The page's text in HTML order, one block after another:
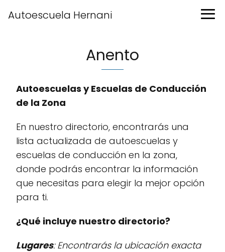
Autoescuela Hernani
Anento
Autoescuelas y Escuelas de Conducción
de la Zona
En nuestro directorio, encontrarás una
lista actualizada de autoescuelas y
escuelas de conducción en la zona,
donde podrás encontrar la información
que necesitas para elegir la mejor opción
para ti.
¿Qué incluye nuestro directorio?
Lugares: Encontrarás la ubicación exacta